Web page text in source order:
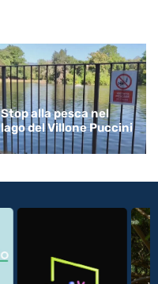
Stop alla pesca nel
lago del Villone Puccini